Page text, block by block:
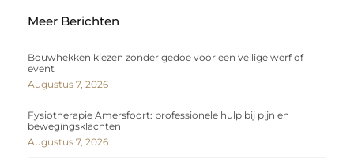
Meer Berichten
Bouwhekken kiezen zonder gedoe voor een veilige werf of
event
Augustus 7, 2026
Fysiotherapie Amersfoort: professionele hulp bij pijn en
bewegingsklachten
Augustus 7, 2026